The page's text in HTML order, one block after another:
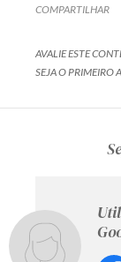
COMPARTILHAR
AVALIE ESTE
SEJA O PRIMEIRO